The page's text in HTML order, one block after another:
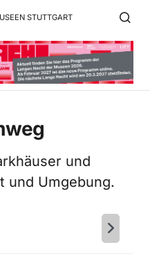
STUTTGART
und
und Umgebung.